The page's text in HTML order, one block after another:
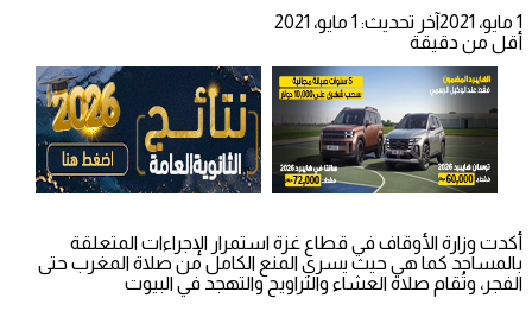
1 مايو، 2021
آخر تحديث: 1 مايو، 2021
أقل من دقيقة
أكدت وزارة الأوقاف في قطاع غزة استمرار الإجراءات المتعلقة
بالمساجد كما هي حيث يسري المنع الكامل من صلاة المغرب حتى
الفجر، وتُقام صلاة العشاء والتراويح والتهجد في البيوت